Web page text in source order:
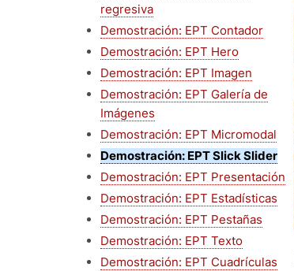
regresiva
Demostración: EPT Contador
Demostración: EPT Hero
Demostración: EPT Imagen
Demostración: EPT Galería de
Imágenes
Demostración: EPT Micromodal
Demostración: EPT Slick Slider
Demostración: EPT Presentación
Demostración: EPT Estadísticas
Demostración: EPT Pestañas
Demostración: EPT Texto
Demostración: EPT Cuadrículas